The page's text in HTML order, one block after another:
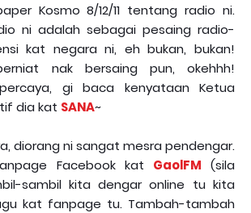
Kosmo 8/12/11 tentang radio ni.
ni adalah sebagai pesaing radio-
kat negara ni, eh bukan, bukan!
nak bersaing pun, okehhh!
gi baca kenyataan Ketua
dia kat SANA~
diorang ni sangat mesra pendengar.
Facebook kat GaolFM (sila
sambil kita dengar online tu kita
kat fanpage tu. Tambah-tambah